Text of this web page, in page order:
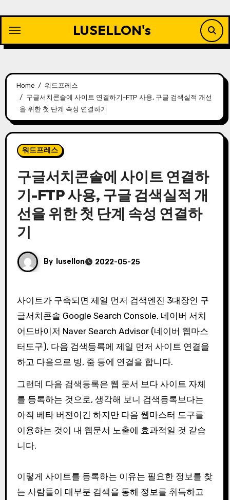
content
LUSELLON's
Home
워드프레스
구글서치콘솔에 사이트 연결하기-FTP 사용, 구글 검색실적 개선
을 위한 첫 단계 속성 연결하기
워드프레스
구글서치콘솔에 사이트 연결하
기-FTP 사용, 구글 검색실적 개
선을 위한 첫 단계 속성 연결하
기
By lusellon 2022-05-25
사이트가 구축되면 제일 먼저 검색엔진 3대장인 구
글서치콘솔 Google Search Console, 네이버 서치
어드바이저 Naver Search Advisor (네이버 웹마스
터도구), 다음 검색등록에 제일 먼저 사이트 연결을
하고 다음으로 빙, 줌 등에 연결을 합니다.
그런데 다음 검색등록은 웹 문서 보다 사이트 자체
를 등록하는 것으로, 생각해 보니 검색등록보다는
아직 베타 버전이긴 하지만 다음 웹마스터 도구를
이용하는 것이 내 웹문서 노출에 효과적일 것 같습
니다.
이렇게 사이트를 등록하는 이유는 필요한 정보를 찾
는 사람들이 대부분 검색을 통해 정보를 취득하고